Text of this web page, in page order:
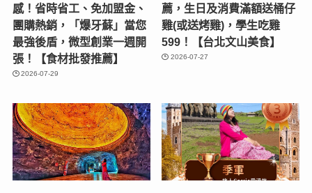
感！省時省工、免加盟金、
團購熱銷，「爆牙蘇」當您
最強後盾，微型創業一週開
張！【食材批發推薦】
2026-07-29
薦，生日及消費滿額送桶仔
雞(或送烤雞)，學生吃雞
599！【台北文山美食】
2026-07-27